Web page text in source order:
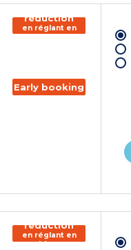
150€ de
réduction
en réglant en
chèque
Early booking
150€ de
réduction
en réglant en
chèque